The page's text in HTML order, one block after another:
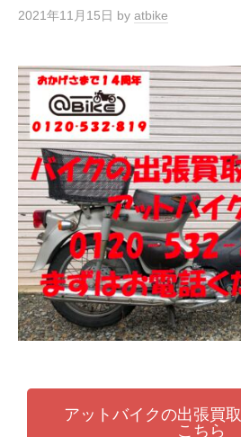
ッ
ト
バ
イ
ク
張
買
取
り
・
引
取
り
・
廃
車
な
ら
2021年11月15日 by atbike
アットバイクの出張買
こちら
ク